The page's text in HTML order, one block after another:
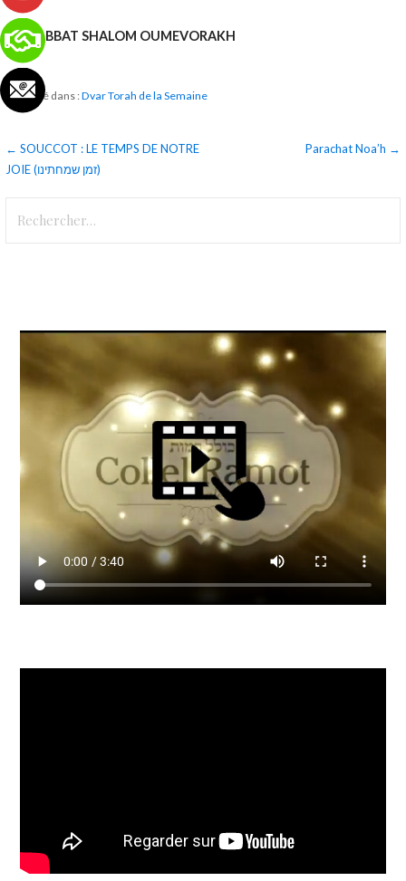
SHABBAT SHALOM OUMEVORAKH
Publié dans :Dvar Torah de la Semaine
Navigation
l’article
← SOUCCOT : LE TEMPS DE NOTRE
JOIE (זמן שמחתינו)
Parachat Noa’h →